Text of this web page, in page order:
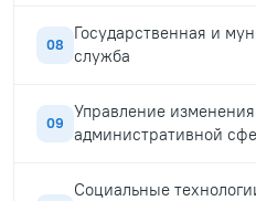
08
Государственная и
служба
09
Управление
административной
Социальные